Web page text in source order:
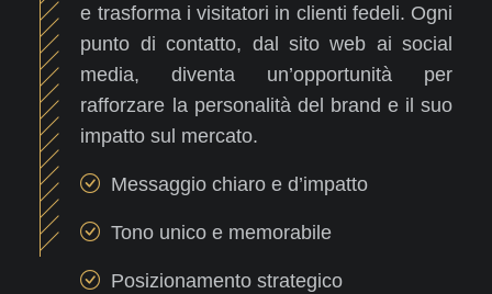
e trasforma i visitatori in clienti fedeli. Ogni
punto di contatto, dal sito web ai social
media, diventa un’opportunità per
rafforzare la personalità del brand e il suo
impatto sul mercato.
Messaggio chiaro e d’impatto
Tono unico e memorabile
Posizionamento strategico